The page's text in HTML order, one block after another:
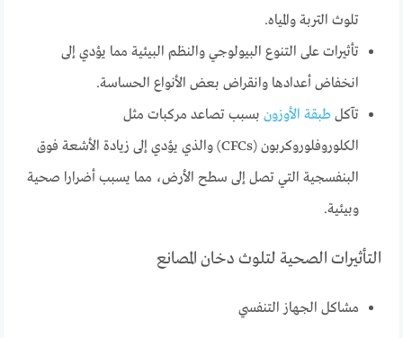
تلوث التربة والمياه.
تأثيرات على التنوع البيولوجي والنظم البيئية مما يؤدي إلى
انخفاض أعدادها وانقراض بعض الأنواع الحساسة.
تآكلطبقة الأوزون بسبب تصاعد مركبات مثل
الكلوروفلوروكربون (CFCs) والذي يؤدي إلى زيادة الأشعة فوق
البنفسجية التي تصل إلى سطح الأرض، مما يسبب أضرارا صحية
وبيئية.
التأثيرات الصحية لتلوث دخان المصانع
مشاكل الجهاز التنفسي